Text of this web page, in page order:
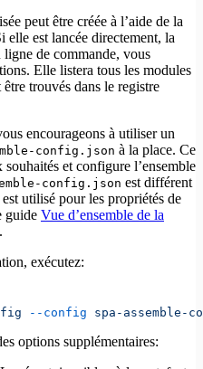
peut être créée à l’aide de la
elle est lancée directement, la
de commande, vous
Elle listera tous les modules
trouvés dans le registre
encourageons à utiliser un
config.json à la place. Ce
et configure l’ensemble
config.json est différent
utilisé pour les propriétés de
guide Vue d’ensemble de la
exécutez:
--config spa-assemble-
options supplémentaires: